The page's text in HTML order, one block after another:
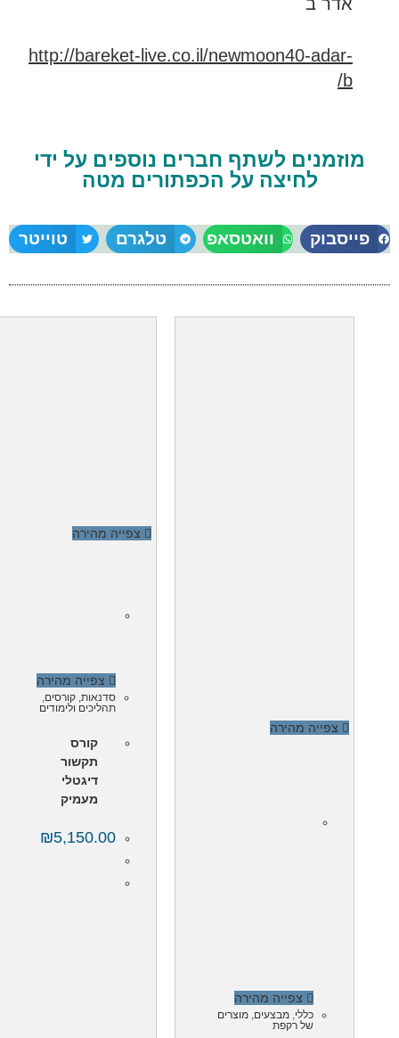
http://bareket-live.co.il/newmoon40-adar-
b/
מוזמנים לשתף חברים נוספים על ידי
לחיצה על הכפתורים מטה
פייסבוק וואטסאפ טלגרם טוייטר
צפייה מהירה
צפייה מהירה
כללי, מבצעים, מוצרים
של רקפת
צפייה מהירה
צפייה מהירה
סדנאות, קורסים,
תהליכים ולימודים
קורס
תקשור
דיגטלי
מעמיק
₪5,150.00